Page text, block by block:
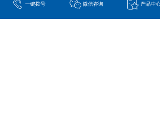
一键拨号 微信咨询 产品中